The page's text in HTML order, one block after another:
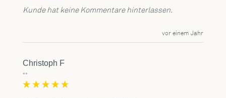
Kunde hat keine Kommentare hinterlassen.
vor einem Jahr
Christoph F
""